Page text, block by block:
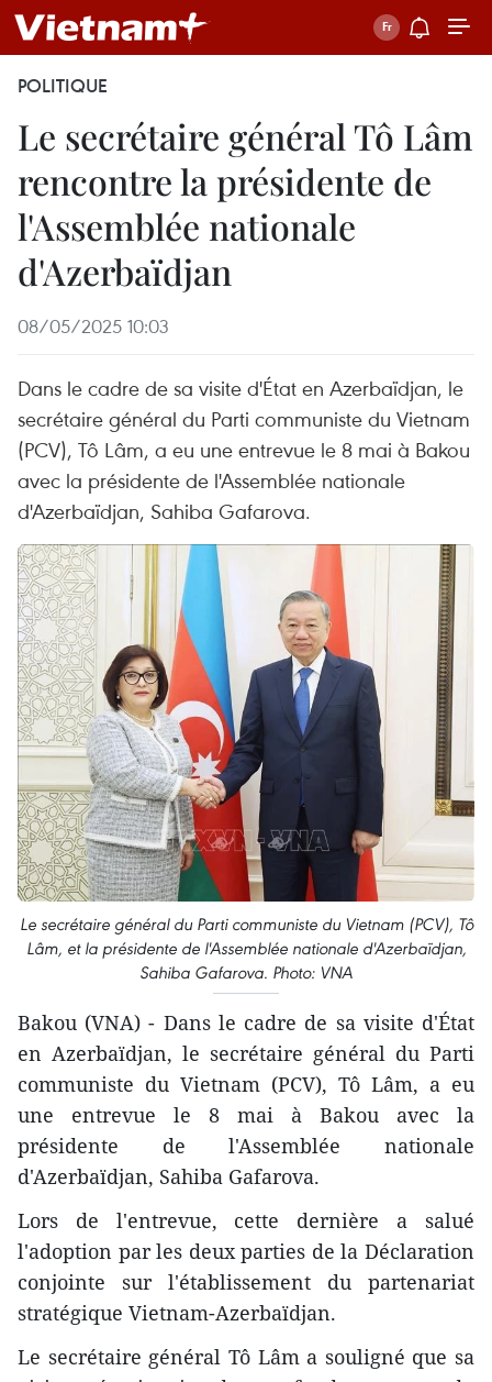
POLITIQUE
Le secrétaire général Tô Lâm
rencontre la présidente de
l'Assemblée nationale
d'Azerbaïdjan
08/05/2025 10:03
Dans le cadre de sa visite d'État en Azerbaïdjan, le
secrétaire général du Parti communiste du Vietnam
(PCV), Tô Lâm, a eu une entrevue le 8 mai à Bakou
avec la présidente de l'Assemblée nationale
d'Azerbaïdjan, Sahiba Gafarova.
Le secrétaire général du Parti communiste du Vietnam (PCV), Tô
Lâm, et la présidente de l'Assemblée nationale d'Azerbaïdjan,
Sahiba Gafarova. Photo: VNA
Bakou (VNA) - Dans le cadre de sa visite d'État
en Azerbaïdjan, le secrétaire général du Parti
communiste du Vietnam (PCV), Tô Lâm, a eu
une entrevue le 8 mai à Bakou avec la
présidente de l'Assemblée nationale
d'Azerbaïdjan, Sahiba Gafarova.
Lors de l'entrevue, cette dernière a salué
l'adoption par les deux parties de la Déclaration
conjointe sur l'établissement du partenariat
stratégique Vietnam-Azerbaïdjan.
Le secrétaire général Tô Lâm a souligné que sa